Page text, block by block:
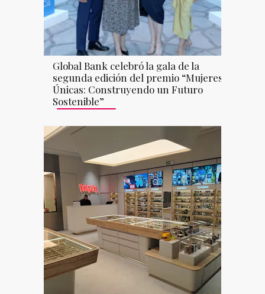
Global Bank celebró la gala de la
segunda edición del premio “Mujeres
Únicas: Construyendo un Futuro
Sostenible”